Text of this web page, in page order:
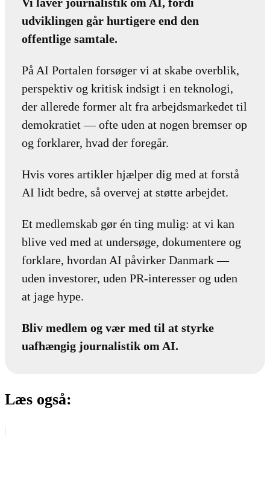
udviklingen går hurtigere end den
offentlige samtale.
På AI Portalen forsøger vi at skabe overblik,
perspektiv og kritisk indsigt i en teknologi,
der allerede former alt fra arbejdsmarkedet til
demokratiet — ofte uden at nogen bremser op
og forklarer, hvad der foregår.
Hvis vores artikler hjælper dig med at forstå
AI lidt bedre, så overvej at støtte arbejdet.
Et medlemskab gør én ting mulig: at vi kan
blive ved med at undersøge, dokumentere og
forklare, hvordan AI påvirker Danmark —
uden investorer, uden PR-interesser og uden
at jage hype.
Bliv medlem og vær med til at styrke
uafhængig journalistik om AI.
Læs også: